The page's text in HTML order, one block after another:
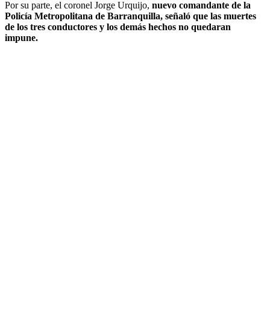
Por su parte, el coronel Jorge Urquijo, nuevo comandante de la
Policía Metropolitana de Barranquilla, señaló que las muertes
de los tres conductores y los demás hechos no quedaran
impune.